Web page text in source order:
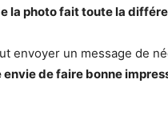
la photo fait toute la
un message de
de faire bonne